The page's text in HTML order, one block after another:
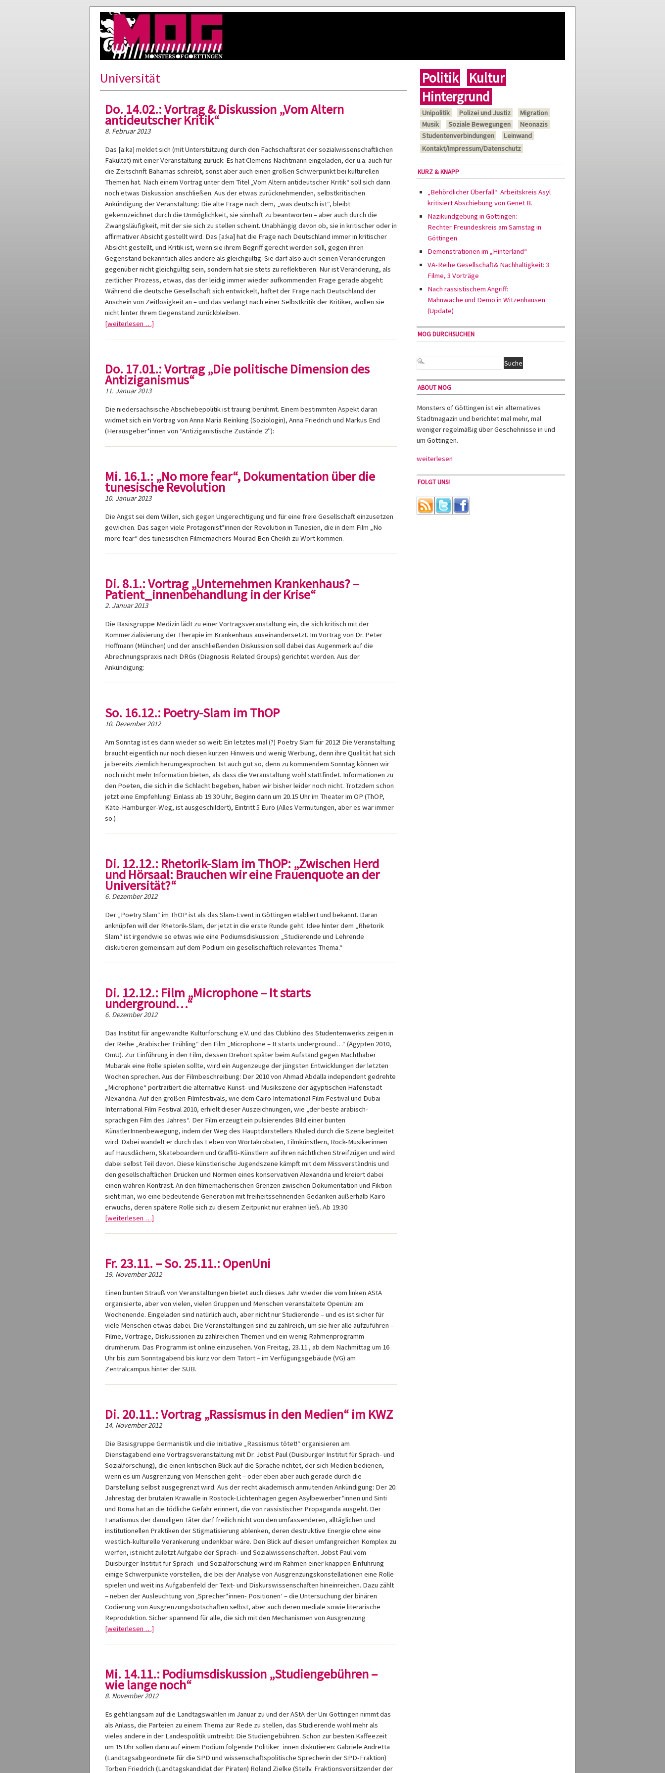
Universität
Do. 14.02.: Vortrag & Diskussion „Vom Altern
antideutscher Kritik“
8. Februar 2013
Das [a:ka] meldet sich (mit Unterstützung durch den Fachschaftsrat der sozialwissenschaftlichen
Fakultät) mit einer Veranstaltung zurück: Es hat Clemens Nachtmann eingeladen, der u.a. auch für
die Zeitschrift Bahamas schreibt, sonst aber auch einen großen Schwerpunkt bei kulturellen
Themen hat. Nach einem Vortrag unter dem Titel „Vom Altern antideutscher Kritik“ soll sich dann
noch etwas Diskussion anschließen. Aus der etwas zurücknehmenden, selbstkritischen
Ankündigung der Veranstaltung: Die alte Frage nach dem, „was deutsch ist“, bleibt
gekennzeichnet durch die Unmöglichkeit, sie sinnhaft zu beantworten – aber auch durch die
Zwangsläufigkeit, mit der sie sich zu stellen scheint. Unabhängig davon ob, sie in kritischer oder in
affirmativer Absicht gestellt wird. Das [a:ka] hat die Frage nach Deutschland immer in kritischer
Absicht gestellt, und Kritik ist, wenn sie ihrem Begriff gerecht werden soll, gegen ihren
Gegenstand bekanntlich alles andere als gleichgültig. Sie darf also auch seinen Veränderungen
gegenüber nicht gleichgültig sein, sondern hat sie stets zu reflektieren. Nur ist Veränderung, als
zeitlicher Prozess, etwas, das der leidig immer wieder aufkommenden Frage gerade abgeht:
Während die deutsche Gesellschaft sich entwickelt, haftet der Frage nach Deutschland der
Anschein von Zeitlosigkeit an – und das verlangt nach einer Selbstkritik der Kritiker, wollen sie
nicht hinter Ihrem Gegenstand zurückbleiben.
[weiterlesen …]
Do. 17.01.: Vortrag „Die politische Dimension des
Antiziganismus“
11. Januar 2013
Die niedersächsische Abschiebepolitik ist traurig berühmt. Einem bestimmten Aspekt daran
widmet sich ein Vortrag von Anna Maria Reinking (Soziologin), Anna Friedrich und Markus End
(Herausgeber*innen von “Antiziganistische Zustände 2″):
Mi. 16.1.: „No more fear“, Dokumentation über die
tunesische Revolution
10. Januar 2013
Die Angst sei dem Willen, sich gegen Ungerechtigung und für eine freie Gesellschaft einzusetzen
gewichen. Das sagen viele Protagonist*innen der Revolution in Tunesien, die in dem Film „No
more fear“ des tunesischen Filmemachers Mourad Ben Cheikh zu Wort kommen.
Di. 8.1.: Vortrag „Unternehmen Krankenhaus? –
Patient_innenbehandlung in der Krise“
2. Januar 2013
Die Basisgruppe Medizin lädt zu einer Vortragsveranstaltung ein, die sich kritisch mit der
Kommerzialisierung der Therapie im Krankenhaus auseinandersetzt. Im Vortrag von Dr. Peter
Hoffmann (München) und der anschließenden Diskussion soll dabei das Augenmerk auf die
Abrechnungspraxis nach DRGs (Diagnosis Related Groups) gerichtet werden. Aus der
Ankündigung:
So. 16.12.: Poetry-Slam im ThOP
10. Dezember 2012
Am Sonntag ist es dann wieder so weit: Ein letztes mal (?) Poetry Slam für 2012! Die Veranstaltung
braucht eigentlich nur noch diesen kurzen Hinweis und wenig Werbung, denn ihre Qualität hat sich
ja bereits ziemlich herumgesprochen. Ist auch gut so, denn zu kommendem Sonntag können wir
noch nicht mehr Information bieten, als dass die Veranstaltung wohl stattfindet. Informationen zu
den Poeten, die sich in die Schlacht begeben, haben wir bisher leider noch nicht. Trotzdem schon
jetzt eine Empfehlung! Einlass ab 19.30 Uhr, Beginn dann um 20.15 Uhr im Theater im OP (ThOP,
Käte-Hamburger-Weg, ist ausgeschildert), Eintritt 5 Euro (Alles Vermutungen, aber es war immer
so.)
Di. 12.12.: Rhetorik-Slam im ThOP: „Zwischen Herd
und Hörsaal: Brauchen wir eine Frauenquote an der
Universität?“
6. Dezember 2012
Der „Poetry Slam“ im ThOP ist als das Slam-Event in Göttingen etabliert und bekannt. Daran
anknüpfen will der Rhetorik-Slam, der jetzt in die erste Runde geht. Idee hinter dem „Rhetorik
Slam“ ist irgendwie so etwas wie eine Podiumsdiskussion: „Studierende und Lehrende
diskutieren gemeinsam auf dem Podium ein gesellschaftlich relevantes Thema.“
Di. 12.12.: Film „Microphone – It starts
underground…“
6. Dezember 2012
Das Institut für angewandte Kulturforschung e.V. und das Clubkino des Studentenwerks zeigen in
der Reihe „Arabischer Frühling“ den Film „Microphone – It starts underground…“ (Ägypten 2010,
OmU). Zur Einführung in den Film, dessen Drehort später beim Aufstand gegen Machthaber
Mubarak eine Rolle spielen sollte, wird ein Augenzeuge der jüngsten Entwicklungen der letzten
Wochen sprechen. Aus der Filmbeschreibung: Der 2010 von Ahmad Abdalla independent gedrehte
„Microphone“ portraitiert die alternative Kunst- und Musikszene der ägyptischen Hafenstadt
Alexandria. Auf den großen Filmfestivals, wie dem Cairo International Film Festival und Dubai
International Film Festival 2010, erhielt dieser Auszeichnungen, wie „der beste arabisch-
sprachigen Film des Jahres“. Der Film erzeugt ein pulsierendes Bild einer bunten
KünstlerInnenbewegung, indem der Weg des Hauptdarstellers Khaled durch die Szene begleitet
wird. Dabei wandelt er durch das Leben von Wortakrobaten, Filmkünstlern, Rock-Musikerinnen
auf Hausdächern, Skateboardern und Graffiti-Künstlern auf ihren nächtlichen Streifzügen und wird
dabei selbst Teil davon. Diese künstlerische Jugendszene kämpft mit dem Missverständnis und
den gesellschaftlichen Drücken und Normen eines konservativen Alexandria und kreiert dabei
einen wahren Kontrast. An den filmemacherischen Grenzen zwischen Dokumentation und Fiktion
sieht man, wo eine bedeutende Generation mit freiheitssehnenden Gedanken außerhalb Kairo
erwuchs, deren spätere Rolle sich zu diesem Zeitpunkt nur erahnen ließ. Ab 19:30
[weiterlesen …]
Fr. 23.11. – So. 25.11.: OpenUni
19. November 2012
Einen bunten Strauß von Veranstaltungen bietet auch dieses Jahr wieder die vom linken AStA
organisierte, aber von vielen, vielen Gruppen und Menschen veranstaltete OpenUni am
Wochenende. Eingeladen sind natürlich auch, aber nicht nur Studierende – und es ist sicher für
viele Menschen etwas dabei. Die Veranstaltungen sind zu zahlreich, um sie hier alle aufzuführen –
Filme, Vorträge, Diskussionen zu zahlreichen Themen und ein wenig Rahmenprogramm
drumherum. Das Programm ist online einzusehen. Von Freitag, 23.11., ab dem Nachmittag um 16
Uhr bis zum Sonntagabend bis kurz vor dem Tatort – im Verfügungsgebäude (VG) am
Zentralcampus hinter der SUB.
Di. 20.11.: Vortrag „Rassismus in den Medien“ im KWZ
14. November 2012
Die Basisgruppe Germanistik und die Initiative „Rassismus tötet!“ organisieren am
Dienstagabend eine Vortragsveranstaltung mit Dr. Jobst Paul (Duisburger Institut für Sprach- und
Sozialforschung), die einen kritischen Blick auf die Sprache richtet, der sich Medien bedienen,
wenn es um Ausgrenzung von Menschen geht – oder eben aber auch gerade durch die
Darstellung selbst ausgegrenzt wird. Aus der recht akademisch anmutenden Ankündigung: Der 20.
Jahrestag der brutalen Krawalle in Rostock-Lichtenhagen gegen Asylbewerber*innen und Sinti
und Roma hat an die tödliche Gefahr erinnert, die von rassistischer Propaganda ausgeht. Der
Fanatismus der damaligen Täter darf freilich nicht von den umfassenderen, alltäglichen und
institutionellen Praktiken der Stigmatisierung ablenken, deren destruktive Energie ohne eine
westlich-kulturelle Verankerung undenkbar wäre. Den Blick auf diesen umfangreichen Komplex zu
werfen, ist nicht zuletzt Aufgabe der Sprach- und Sozialwissenschaften. Jobst Paul vom
Duisburger Institut für Sprach- und Sozialforschung wird im Rahmen einer knappen Einführung
einige Schwerpunkte vorstellen, die bei der Analyse von Ausgrenzungskonstellationen eine Rolle
spielen und weit ins Aufgabenfeld der Text- und Diskurswissenschaften hineinreichen. Dazu zählt
– neben der Ausleuchtung von ‚Sprecher*innen- Positionen‘ – die Untersuchung der binären
Codierung von Ausgrenzungsbotschaften selbst, aber auch deren mediale sowie literarische
Reproduktion. Sicher spannend für alle, die sich mit den Mechanismen von Ausgrenzung
[weiterlesen …]
Mi. 14.11.: Podiumsdiskussion „Studiengebühren –
wie lange noch“
8. November 2012
Es geht langsam auf die Landtagswahlen im Januar zu und der AStA der Uni Göttingen nimmt das
als Anlass, die Parteien zu einem Thema zur Rede zu stellen, das Studierende wohl mehr als
vieles andere in der Landespolitik umtreibt: Die Studiengebühren. Schon zur besten Kaffeezeit
um 15 Uhr sollen dann auf einem Podium folgende Politiker_innen diskutieren: Gabriele Andretta
(Landtagsabgeordnete für die SPD und wissenschaftspolitische Sprecherin der SPD-Fraktion)
Torben Friedrich (Landtagskandidat der Piraten) Roland Zielke (Stellv. Fraktionsvorsitzender der
Politik
Kultur
Hintergrund
Unipolitik Polizei und Justiz
Migration
Musik
Soziale Bewegungen
Neonazis
Studentenverbindungen
Leinwand
Kontakt/Impressum/Datenschutz
KURZ & KNAPP
„Behördlicher Überfall“: Arbeitskreis Asyl
kritisiert Abschiebung von Genet B.
Nazikundgebung in Göttingen:
Rechter Freundeskreis am Samstag in
Göttingen
Demonstrationen im „Hinterland“
VA-Reihe Gesellschaft& Nachhaltigkeit: 3
Filme, 3 Vorträge
Nach rassistischem Angriff:
Mahnwache und Demo in Witzenhausen
(Update)
MOG DURCHSUCHEN
ABOUT MOG
Monsters of Göttingen ist ein alternatives
Stadtmagazin und berichtet mal mehr, mal
weniger regelmäßig über Geschehnisse in und
um Göttingen.
weiterlesen
FOLGT UNS!